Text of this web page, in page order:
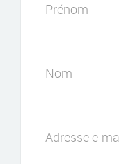
Prénom
Nom
Adresse e-